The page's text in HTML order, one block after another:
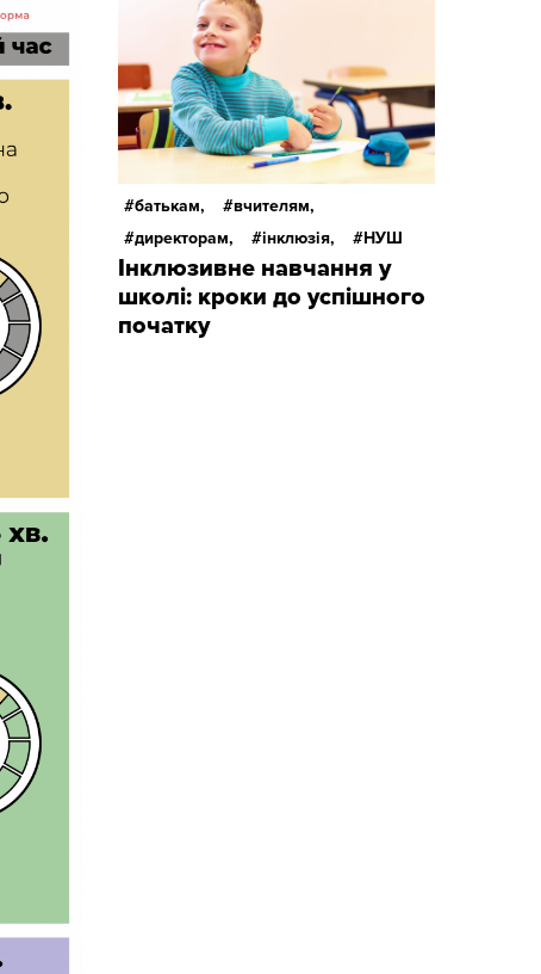
батькам,
вчителям,
директорам,
інклюзія, НУШ
Інклюзивне навчання у
школі: кроки до успішного
початку